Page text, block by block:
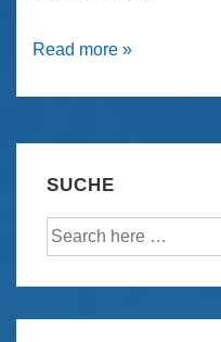
Yukon
–
Reitan
„Rookie
of
Read more »
SUCHE
Suche